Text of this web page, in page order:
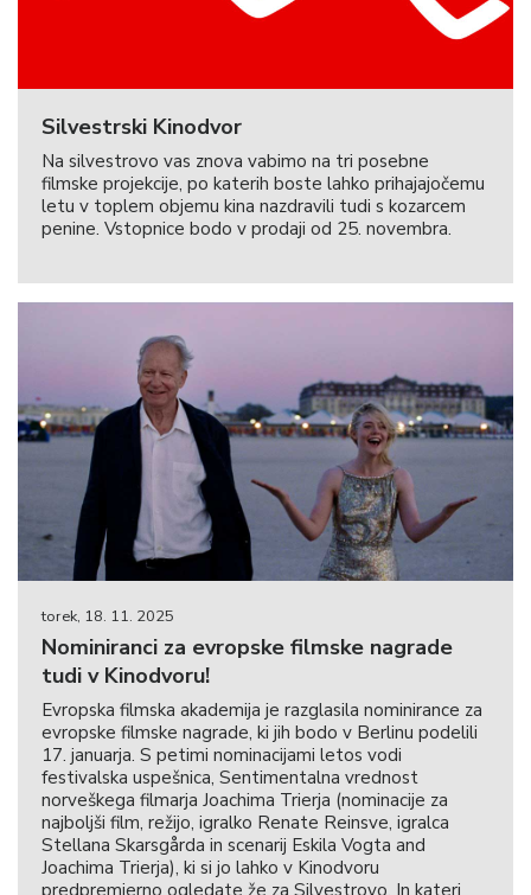
Silvestrski Kinodvor
Na silvestrovo vas znova vabimo na tri posebne
filmske projekcije, po katerih boste lahko prihajajočemu
letu v toplem objemu kina nazdravili tudi s kozarcem
penine. Vstopnice bodo v prodaji od 25. novembra.
torek, 18. 11. 2025
Nominiranci za evropske filmske nagrade
tudi v Kinodvoru!
Evropska filmska akademija je razglasila nominirance za
evropske filmske nagrade, ki jih bodo v Berlinu podelili
17. januarja. S petimi nominacijami letos vodi
festivalska uspešnica, Sentimentalna vrednost
norveškega filmarja Joachima Trierja (nominacije za
najboljši film, režijo, igralko Renate Reinsve, igralca
Stellana Skarsgårda in scenarij Eskila Vogta and
Joachima Trierja), ki si jo lahko v Kinodvoru